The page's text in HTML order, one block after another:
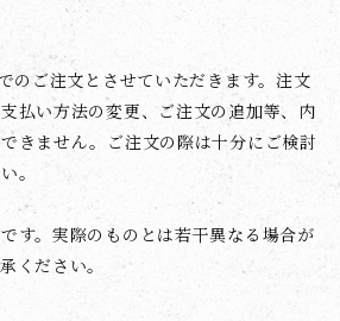
のご注文とさせていただきます。注文
払い方法の変更、ご注文の追加等、内
きません。ご注文の際は十分にご検討
。
す。実際のものとは若干異なる場合が
ください。